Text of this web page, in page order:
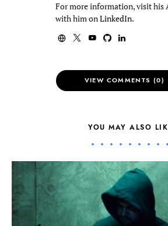
For more information, visit his
with him onLinkedIn.
VIEW COMMENTS (0)
YOU MAY ALSO